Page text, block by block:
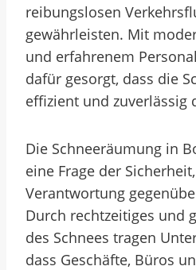
reibungslosen
gewährleisten. Mit
und erfahrenem
dafür gesorgt, dass die
effizient und zuverlässig
Die Schneeräumung in
eine Frage der
Verantwortung
Durch rechtzeitiges und
des Schnees tragen
dass Geschäfte, Büros